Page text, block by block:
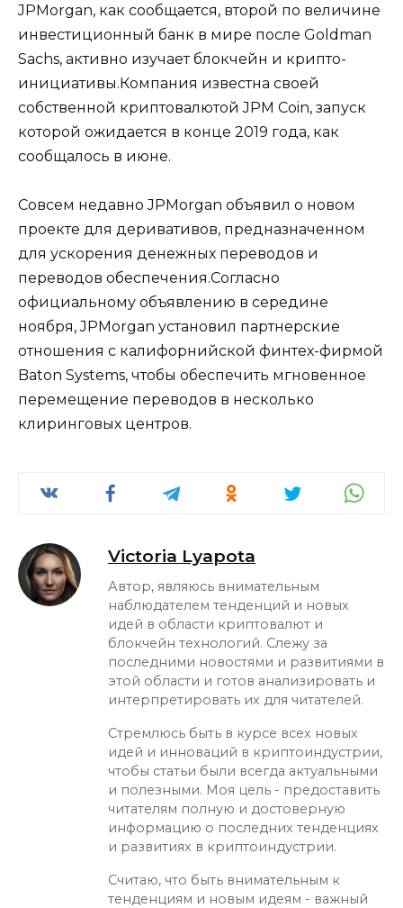
JPMorgan, как сообщается, второй по величине
инвестиционный банк в мире после Goldman
Sachs, активно изучает блокчейн и крипто-
инициативы.Компания известна своей
собственной криптовалютой JPM Coin, запуск
которой ожидается в конце 2019 года, как
сообщалось в июне.
Совсем недавно JPMorgan объявил о новом
проекте для деривативов, предназначенном
для ускорения денежных переводов и
переводов обеспечения.Согласно
официальному объявлению в середине
ноября, JPMorgan установил партнерские
отношения с калифорнийской финтех-фирмой
Baton Systems, чтобы обеспечить мгновенное
перемещение переводов в несколько
клиринговых центров.
Victoria Lyapota
Автор, являюсь внимательным
наблюдателем тенденций и новых
идей в области криптовалют и
блокчейн технологий. Слежу за
последними новостями и развитиями в
этой области и готов анализировать и
интерпретировать их для читателей.
Стремлюсь быть в курсе всех новых
идей и инноваций в криптоиндустрии,
чтобы статьи были всегда актуальными
и полезными. Моя цель - предоставить
читателям полную и достоверную
информацию о последних тенденциях
и развитиях в криптоиндустрии.
Считаю, что быть внимательным к
тенденциям и новым идеям - важный